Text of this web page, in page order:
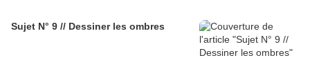
Sujet N° 9 // Dessiner les ombres